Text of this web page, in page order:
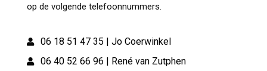
op de volgende telefoonnummers.
06 18 51 47 35 | Jo Coerwinkel
06 40 52 66 96 | René van Zutphen